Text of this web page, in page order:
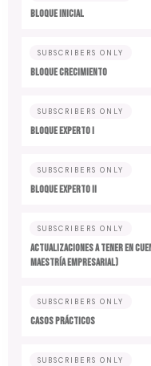
BLOQUE INICIAL
SUBSCRIBERS ONLY
BLOQUE CRECIMIENTO
SUBSCRIBERS ONLY
BLOQUE EXPERTO I
SUBSCRIBERS ONLY
BLOQUE EXPERTO II
SUBSCRIBERS ONLY
ACTUALIZACIONES A TENER EN
MAESTRÍA EMPRESARIAL)
SUBSCRIBERS ONLY
CASOS PRÁCTICOS
SUBSCRIBERS ONLY